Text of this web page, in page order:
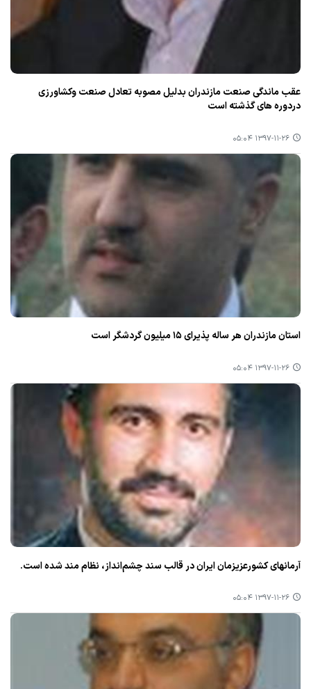
عقب ماندگی صنعت مازندران بدلیل مصوبه تعادل صنعت وكشاورزی
دردوره های گذشته است
۱۳۹۷-۱۱-۲۶ ۰۵:۰۴
استان مازندران هر ساله پذیرای ۱۵ میلیون گردشگر است
۱۳۹۷-۱۱-۲۶ ۰۵:۰۴
آرمانهای كشورعزیزمان ایران در قالب سند چشم‌انداز، نظام مند شده است.
۱۳۹۷-۱۱-۲۶ ۰۵:۰۴